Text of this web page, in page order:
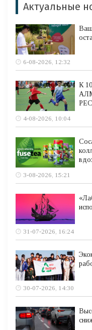
Актуальные
Ваш
6-08-2026, 12:32
К
4-08-2026, 10:04
3-08-2026, 15:21
31-07-2026, 16:24
30-07-2026, 14:30